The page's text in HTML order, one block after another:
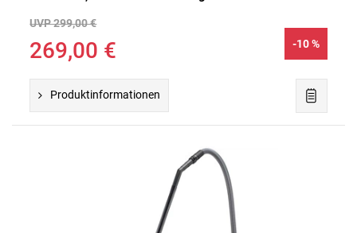
UVP 299,00 €
269,00 € -10 %
Produktinformationen